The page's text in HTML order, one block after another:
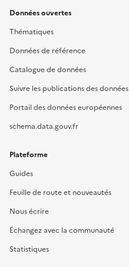
Données ouvertes
Thématiques
Données de référence
Catalogue de données
Suivre les publications des données
Portail des données européennes
schema.data.gouv.fr
Plateforme
Guides
Feuille de route et nouveautés
Nous écrire
Échangez avec la communauté
Statistiques